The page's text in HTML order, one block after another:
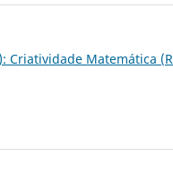
Criatividade Matemática